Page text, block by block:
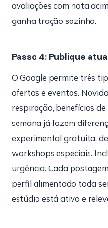
avaliações com nota
ganha tração sozinho.
Passo 4: Publique
O Google permite três
ofertas e eventos.
respiração, benefícios
semana já fazem
experimental gratuita,
workshops especiais.
urgência. Cada
perfil alimentado toda
estúdio está ativo e